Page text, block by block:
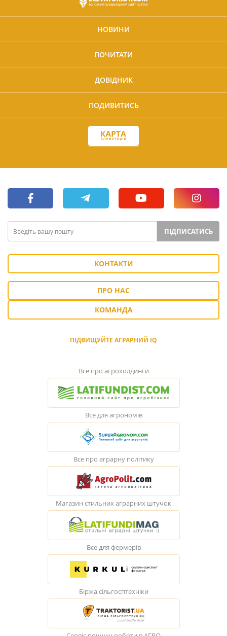
НОВИНИ
ПОЧИТАТИ
ДОВІДНИК
ПОДИВИТИСЬ
ПІДПИСАТИСЬ
КОНТАКТИ
ПРО НАС
КОМАНДА
ПІДВИЩУЙТЕ АГРАРНИЙ IQ
Все про агрохолдинги
Все для агрономів
Все про аграрну політику
Магазин стильних аграрних штучок
Все для фермерів
Біржа сільгосптехніки